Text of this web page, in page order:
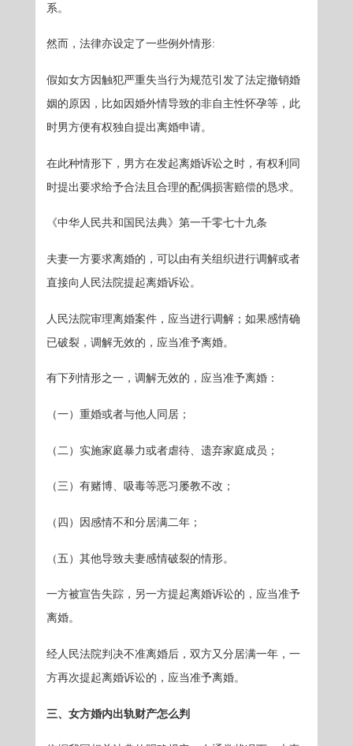
系。
然而，法律亦设定了一些例外情形:
假如女方因触犯严重失当行为规范引发了法定撤销婚
姻的原因，比如因婚外情导致的非自主性怀孕等，此
时男方便有权独自提出离婚申请。
在此种情形下，男方在发起离婚诉讼之时，有权利同
时提出要求给予合法且合理的配偶损害赔偿的恳求。
《中华人民共和国民法典》第一千零七十九条
夫妻一方要求离婚的，可以由有关组织进行调解或者
直接向人民法院提起离婚诉讼。
人民法院审理离婚案件，应当进行调解；如果感情确
已破裂，调解无效的，应当准予离婚。
有下列情形之一，调解无效的，应当准予离婚：
（一）重婚或者与他人同居；
（二）实施家庭暴力或者虐待、遗弃家庭成员；
（三）有赌博、吸毒等恶习屡教不改；
（四）因感情不和分居满二年；
（五）其他导致夫妻感情破裂的情形。
一方被宣告失踪，另一方提起离婚诉讼的，应当准予
离婚。
经人民法院判决不准离婚后，双方又分居满一年，一
方再次提起离婚诉讼的，应当准予离婚。
三、女方婚内出轨财产怎么判